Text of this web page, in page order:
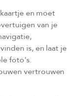
en moet
van je
is, en laat je
foto's.
vertrouwen